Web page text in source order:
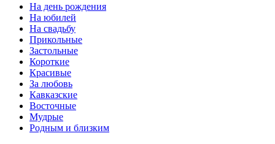
На день рождения
На юбилей
На свадьбу
Прикольные
Застольные
Короткие
Красивые
За любовь
Кавказские
Восточные
Мудрые
Родным и близким